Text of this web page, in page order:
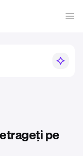
pe